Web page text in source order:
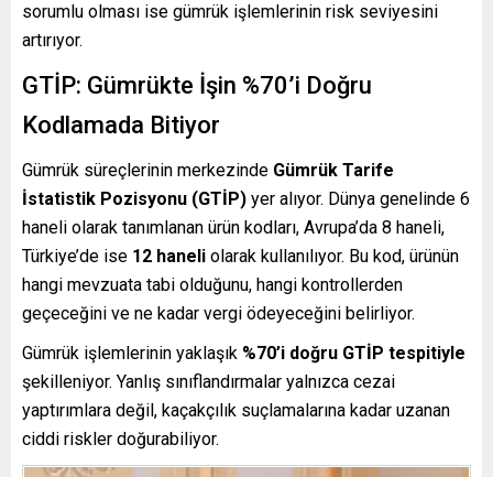
sorumlu olması ise gümrük işlemlerinin risk seviyesini
artırıyor.
GTİP: Gümrükte İşin %70’i Doğru
Kodlamada Bitiyor
Gümrük süreçlerinin merkezinde Gümrük Tarife
İstatistik Pozisyonu (GTİP) yer alıyor. Dünya genelinde 6
haneli olarak tanımlanan ürün kodları, Avrupa’da 8 haneli,
Türkiye’de ise 12 haneli olarak kullanılıyor. Bu kod, ürünün
hangi mevzuata tabi olduğunu, hangi kontrollerden
geçeceğini ve ne kadar vergi ödeyeceğini belirliyor.
Gümrük işlemlerinin yaklaşık %70’i doğru GTİP tespitiyle
şekilleniyor. Yanlış sınıflandırmalar yalnızca cezai
yaptırımlara değil, kaçakçılık suçlamalarına kadar uzanan
ciddi riskler doğurabiliyor.